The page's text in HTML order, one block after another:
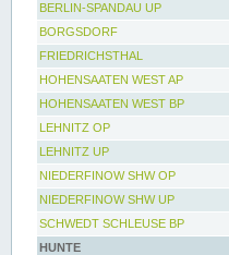
BERLIN-SPANDAU UP
BORGSDORF
FRIEDRICHSTHAL
HOHENSAATEN WEST AP
HOHENSAATEN WEST BP
LEHNITZ OP
LEHNITZ UP
NIEDERFINOW SHW OP
NIEDERFINOW SHW UP
SCHWEDT SCHLEUSE BP
HUNTE